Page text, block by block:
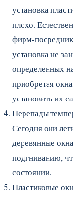
установка
плохо.
фирм-
установка не
определенных
приобретая
установить их
Перепады
Сегодня они
деревянные
подгниванию,
состоянии.
Пластиковые